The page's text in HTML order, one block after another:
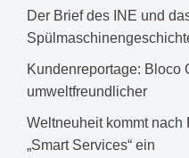
Der Brief des INE und
Kundenreportage: Bloco
umweltfreundlicher
Weltneuheit kommt nach
„Smart Services“ ein